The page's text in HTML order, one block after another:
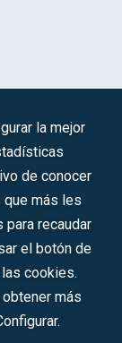
Innovación y las
la mejor
de conocer
más les
recaudar
el botón de
cookies.
más